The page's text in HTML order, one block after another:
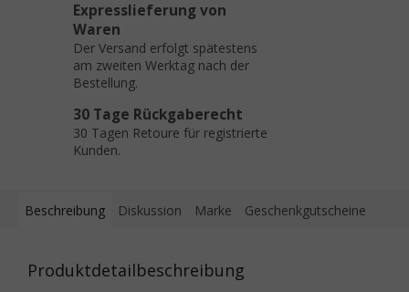
Expresslieferung von
Waren
Der Versand erfolgt spätestens
am zweiten Werktag nach der
Bestellung.
30 Tage Rückgaberecht
30 Tagen Retoure für registrierte
Kunden.
Beschreibung Diskussion Marke Geschenkgutscheine
Produktdetailbeschreibung